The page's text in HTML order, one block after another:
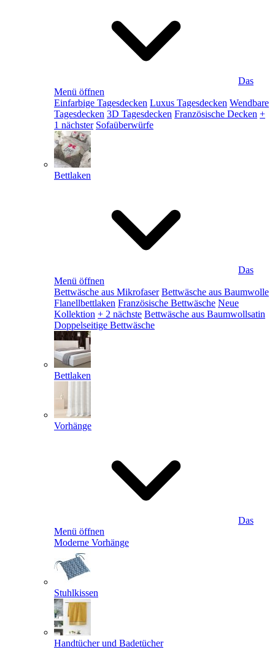
Das
Menü öffnen
Einfarbige Tagesdecken Luxus Tagesdecken Wendbare
Tagesdecken 3D Tagesdecken Französische Decken +
1 nächster Sofaüberwürfe
Bettlaken
Das
Menü öffnen
Bettwäsche aus Mikrofaser Bettwäsche aus Baumwolle
Flanellbettlaken Französische Bettwäsche Neue
Kollektion + 2 nächste Bettwäsche aus Baumwollsatin
Doppelseitige Bettwäsche
Bettlaken
Vorhänge
Das
Menü öffnen
Moderne Vorhänge
Stuhlkissen
Handtücher und Badetücher